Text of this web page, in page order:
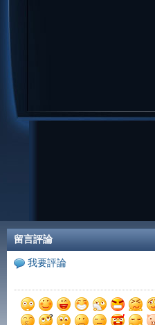
留言評論
我要評論